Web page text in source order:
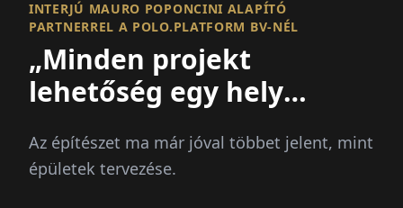
INTERJÚ MAURO POPONCINI ALAPÍTÓ
PARTNERREL A POLO.PLATFORM BV-NÉL
„Minden projekt
lehetőség egy hely
közösség
megerősítésére!”
Az építészet ma már jóval többet jelent, mint
épületek tervezése.